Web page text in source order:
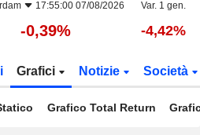
17:55:00 07/08/2026 Var. 1 gen.
-0,39% -4,42%
Grafici Notizie Società
Grafico Total Return